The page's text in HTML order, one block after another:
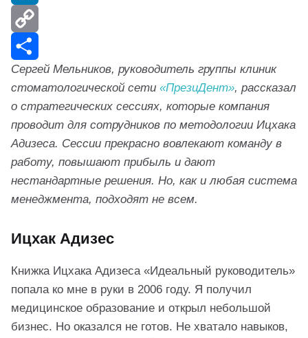
e
e
g
r
a
m
L
n
k
e
d
I
C
o
p
y
L
i
k
О
т
п
р
а
и
т
ь
Сергей Мельников, руководитель группы клиник
стоматологической сети «ПрезиДент», рассказал
о стратегических сессиях, которые компания
проводит для сотрудников по методологии Ицхака
Адизеса. Сессии прекрасно вовлекают команду в
работу, повышают прибыль и дают
нестандартные решения. Но, как и любая система
менеджмента, подходят не всем.
Ицхак Адизес
Книжка Ицхака Адизеса «Идеальный руководитель»
попала ко мне в руки в 2006 году. Я получил
медицинское образование и открыл небольшой
бизнес. Но оказался не готов. Не хватало навыков,